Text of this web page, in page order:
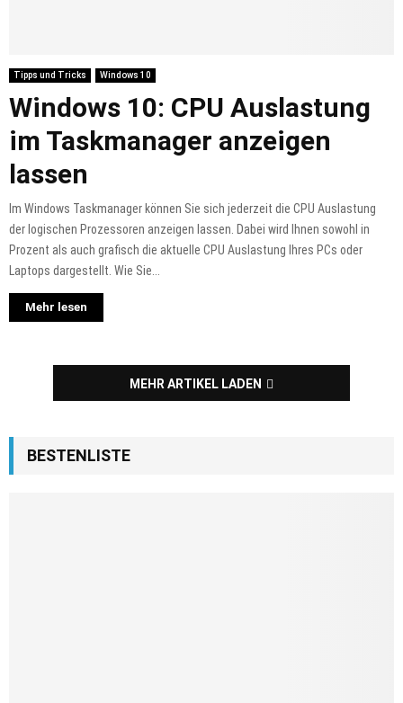
Tipps und Tricks Windows 10
Windows 10: CPU Auslastung
im Taskmanager anzeigen
lassen
Im Windows Taskmanager können Sie sich jederzeit die CPU Auslastung
der logischen Prozessoren anzeigen lassen. Dabei wird Ihnen sowohl in
Prozent als auch grafisch die aktuelle CPU Auslastung Ihres PCs oder
Laptops dargestellt. Wie Sie...
Mehr lesen
MEHR ARTIKEL LADEN
BESTENLISTE